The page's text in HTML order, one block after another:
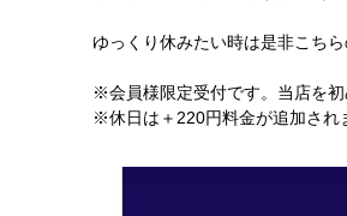
ゆっくり休みたい時は是非こち
※会員様限定受付です。当店を初
※休日は＋220円料金が追加され